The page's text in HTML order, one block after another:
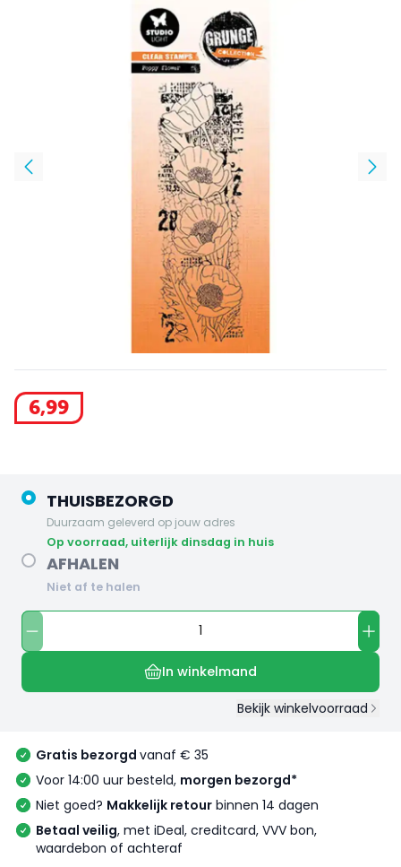
6,99
THUISBEZORGD
Duurzaam geleverd op jouw adres
op voorraad, uiterlijk dinsdag in huis
AFHALEN
Niet af te halen
In winkelmand
Bekijk winkelvoorraad
Gratis bezorgd vanaf € 35
Voor 14:00 uur besteld, morgen bezorgd*
Niet goed? Makkelijk retour binnen 14 dagen
Betaal veilig, met iDeal, creditcard, VVV bon,
waardebon of achteraf